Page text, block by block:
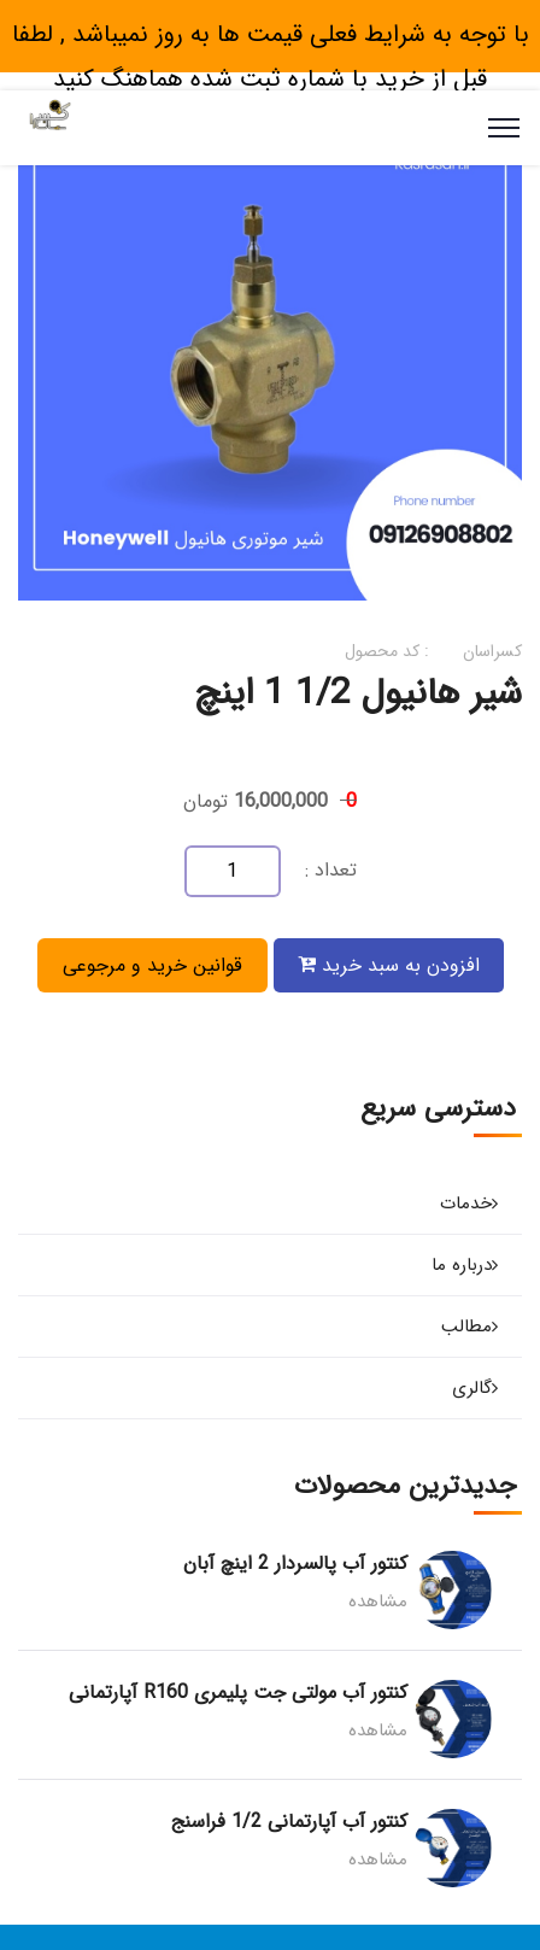
با توجه به شرایط فعلی قیمت ها به روز نمیباشد , لطفا
قبل از خرید با شماره ثبت شده هماهنگ کنید
کد محصول : کسراسان
شیر هانیول 1/2 1 اینچ
0
16,000,000 تومان
تعداد :
افزودن به سبد خرید قوانین خرید و مرجوعی
دسترسی سریع
خدمات
درباره ما
مطالب
گالری
جدیدترین محصولات
کنتور آب پالسردار 2 اینچ آبان
مشاهده
کنتور آب مولتی جت پلیمری R160 آپارتمانی
مشاهده
کنتور آب آپارتمانی 1/2 فراسنج
مشاهده